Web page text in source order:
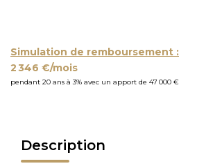
Simulation de remboursement :
2 346 €/mois
pendant 20 ans à 3% avec un apport de 47 000 €
Description